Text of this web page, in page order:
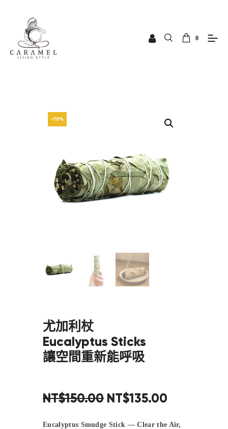
0
-10%
尤加利杖
Eucalyptus Sticks
讓空間重新能呼吸
NT$150.00 NT$135.00
Eucalyptus Smudge Stick — Clear the Air,